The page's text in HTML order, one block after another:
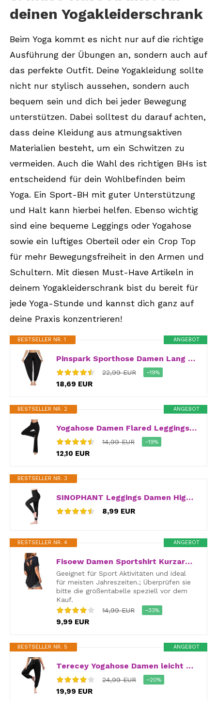
deinen Yogakleiderschrank
Beim Yoga kommt es nicht nur auf die richtige
Ausführung der Übungen an, sondern auch auf
das perfekte Outfit. Deine Yogakleidung sollte
nicht nur stylisch aussehen, sondern auch
bequem sein und dich bei jeder Bewegung
unterstützen. Dabei solltest du darauf achten,
dass deine Kleidung aus atmungsaktiven
Materialien besteht, um ein Schwitzen zu
vermeiden. Auch die Wahl des richtigen BHs ist
entscheidend für dein Wohlbefinden beim
Yoga. Ein Sport-BH mit guter Unterstützung
und Halt kann hierbei helfen. Ebenso wichtig
sind eine bequeme Leggings oder Yogahose
sowie ein luftiges Oberteil oder ein Crop Top
für mehr Bewegungsfreiheit in den Armen und
Schultern. Mit diesen Must-Have Artikeln in
deinem Yogakleiderschrank bist du bereit für
jede Yoga-Stunde und kannst dich ganz auf
deine Praxis konzentrieren!
ANGEBOT
BESTSELLER NR. 1
Pinspark Sporthose Damen Lang Yogahose Haremshose Yoga Hose High Waist Pluderhose Jogginghose Große Größen Freizeithosen Schwarz M
22,99 EUR −19%
18,69 EUR
ANGEBOT
BESTSELLER NR. 2
Yogahose Damen Flared Leggings Schlaghose Cross Waist Bootcut Hosen Damen Blickdicht Sporthose Jogginghose Jazzpants Sport Leggings Fitnesshose Stoffhose Laufhose Kleidung Damen(Schwarz,31″,M)
14,99 EUR −19%
12,10 EUR
BESTSELLER NR. 3
SINOPHANT Leggings Damen High Waist – Blickdicht Leggins mit Bauchkontrolle für Sport Yoga Gym(1 Schwarz,L-XL)
8,99 EUR
ANGEBOT
BESTSELLER NR. 4
Fisoew Damen Sportshirt Kurzarm Fitness Sport Oberteile(Schwarz, S)
Geeignet für Sport Aktivitäten und ideal
für meisten Jahreszeiten.; Überprüfen sie
bitte die größentabelle speziell vor dem
Kauf.
14,99 EUR
−33%
9,99 EUR
ANGEBOT
BESTSELLER NR. 5
Terecey Yogahose Damen leicht und luftig für Jogging und Alltag
24,99 EUR −20%
19,99 EUR